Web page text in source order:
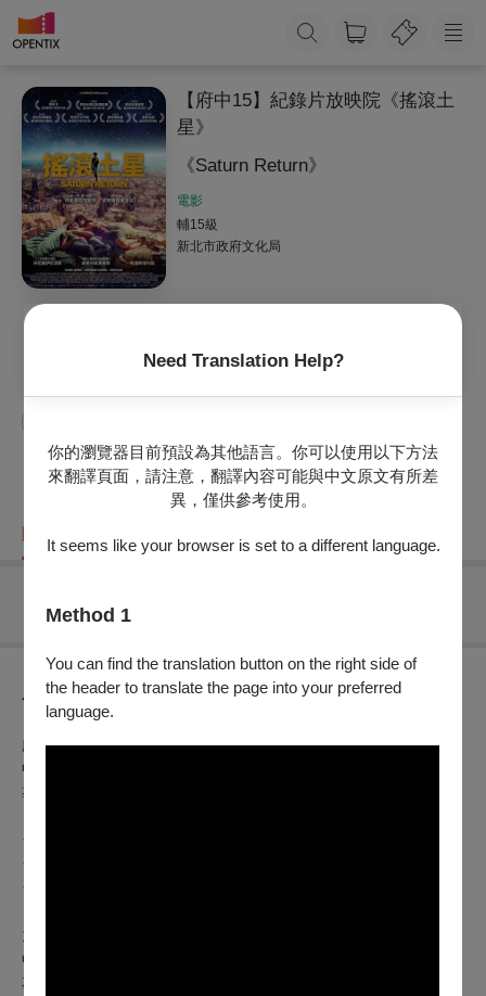
Need Translation Help?
你的瀏覽器目前預設為其他語言。你可以使用以下方法
來翻譯頁面，請注意，翻譯內容可能與中文原文有所差
異，僅供參考使用。
It seems like your browser is set to a different language.
Method 1
You can find the translation button on the right side of
the header to translate the page into your preferred
language.
【府中15】紀錄片放映院《搖滾土
星》
《Saturn Return》
電影
輔15級
新北市政府文化局
購票資訊
節目介紹
劇情片｜2024｜西班牙｜Color｜HD｜111分鐘｜西班牙語｜
中文字幕
導演：伊拿基拉克斯特、波爾羅德里奎茲
★ 2025奧斯卡最佳國際影片西班牙代表
★ 2025西班牙卡門獎最佳影片等8項大獎
★ 2024西雅圖國影際展入選
1990年代末，格拉納達的藝術與文化蓬勃發展，在這股浪潮
中，一支獨立樂團即將改變西班牙音樂界，然而，就在籌備新
專輯之際，樂團卻陷入最低谷，樂團的存亡全繫於主唱一人，